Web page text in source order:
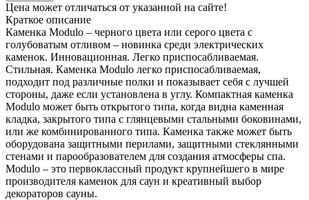
Цена может отличаться от указанной на сайте!
Краткое описание
Каменка Modulo – черного цвета или серого цвета с
голубоватым отливом – новинка среди электрических
каменок. Инновационная. Легко приспосабливаемая.
Стильная. Каменка Modulo легко приспосабливаемая,
подходит под различные полки и показывает себя с лучшей
стороны, даже если установлена в углу. Компактная каменка
Modulo может быть открытого типа, когда видна каменная
кладка, закрытого типа с глянцевыми стальными боковинами,
или же комбинированного типа. Каменка также может быть
оборудована защитными перилами, защитными стеклянными
стенами и парообразователем для создания атмосферы спа.
Modulo – это первоклассный продукт крупнейшего в мире
производителя каменок для саун и креативный выбор
декораторов сауны.